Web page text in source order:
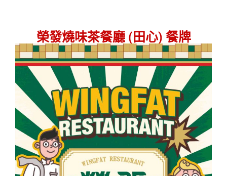
榮發燒味茶餐廳 (田心) 餐牌